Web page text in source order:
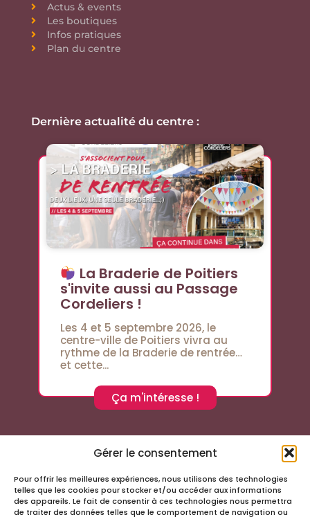
Gérer le consentement
Pour offrir les meilleures expériences, nous utilisons des technologies
telles que les cookies pour stocker et/ou accéder aux informations
des appareils. Le fait de consentir à ces technologies nous permettra
de traiter des données telles que le comportement de navigation ou
Actus & events
Les boutiques
Infos pratiques
Plan du centre
Dernière actualité du centre :
La Braderie de Poitiers
s'invite aussi au Passage
Cordeliers !
Les 4 et 5 septembre 2026, le
centre-ville de Poitiers vivra au
rythme de la Braderie de rentrée…
et cette...
Ça m'intéresse !
Suivez-nous sur les réseaux sociaux